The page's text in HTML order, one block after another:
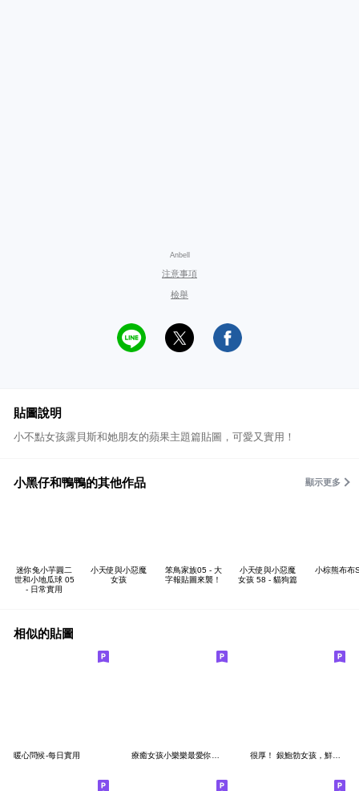
Anbell
注意事項
檢舉
貼圖說明
小不點女孩露貝斯和她朋友的蘋果主題篇貼圖，可愛又實用！
小黑仔和鴨鴨的其他作品 顯示更多
迷你兔小芋圓二
世和小地瓜球 05
- 日常實用
小天使與小惡魔
女孩
笨鳥家族05 - 大
字報貼圖來襲！
小天使與小惡魔
女孩 58 - 貓狗篇
小棕熊布布
相似的貼圖
暖心問候-每日實用 療癒女孩小樂樂最愛你了！ 很厚！ 銀鮑勃女孩，鮮花，感激和支持